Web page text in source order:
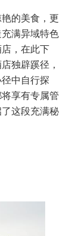
的美食，更
满异域特色
，在此下
独辟蹊径，
中自行探
享有专属管
这段充满秘